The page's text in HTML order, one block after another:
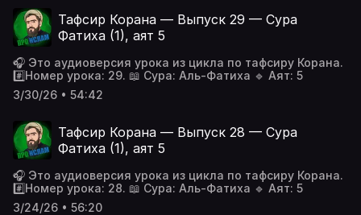
Тафсир Корана — Выпуск 29 — Сура
Фатиха (1), аят 5
🎧 Это аудиоверсия урока из цикла по тафсиру Корана.
#️⃣Номер урока: 29. 📖 Сура: Аль-Фатиха 🔹 Аят: 5
3/30/26 • 54:42
Тафсир Корана — Выпуск 28 — Сура
Фатиха (1), аят 5
🎧 Это аудиоверсия урока из цикла по тафсиру Корана.
#️⃣Номер урока: 28. 📖 Сура: Аль-Фатиха 🔹 Аят: 5
3/24/26 • 56:20